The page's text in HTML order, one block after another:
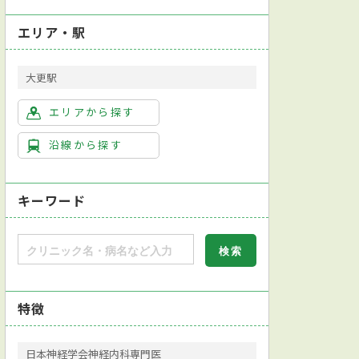
エリア・駅
大更駅
エリアから探す
沿線から探す
キーワード
特徴
日本神経学会神経内科専門医